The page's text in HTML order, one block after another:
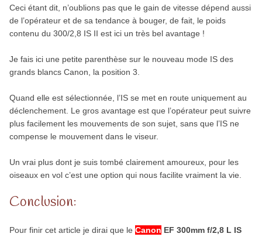
Ceci étant dit, n’oublions pas que le gain de vitesse dépend aussi
de l’opérateur et de sa tendance à bouger, de fait, le poids
contenu du 300/2,8 IS II est ici un très bel avantage !
Je fais ici une petite parenthèse sur le nouveau mode IS des
grands blancs Canon, la position 3.
Quand elle est sélectionnée, l’IS se met en route uniquement au
déclenchement. Le gros avantage est que l’opérateur peut suivre
plus facilement les mouvements de son sujet, sans que l’IS ne
compense le mouvement dans le viseur.
Un vrai plus dont je suis tombé clairement amoureux, pour les
oiseaux en vol c’est une option qui nous facilite vraiment la vie.
Conclusion:
Pour finir cet article je dirai que le Canon EF 300mm f/2,8 L IS